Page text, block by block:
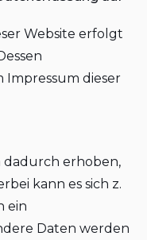
Website erfolgt
Impressum dieser
dadurch erhoben,
kann es sich z.
ein
Daten werden